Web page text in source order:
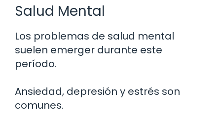
Salud Mental
Los problemas de salud mental
suelen emerger durante este
período.
Ansiedad, depresión y estrés son
comunes.